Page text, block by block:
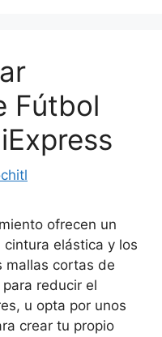
Fútbol
ofrecen un
elástica y los
mallas cortas de
reducir el
u opta por unos
crear tu propio